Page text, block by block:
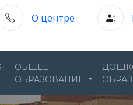
О центре
ОБЩЕЕ
ОБРАЗОВАНИЕ